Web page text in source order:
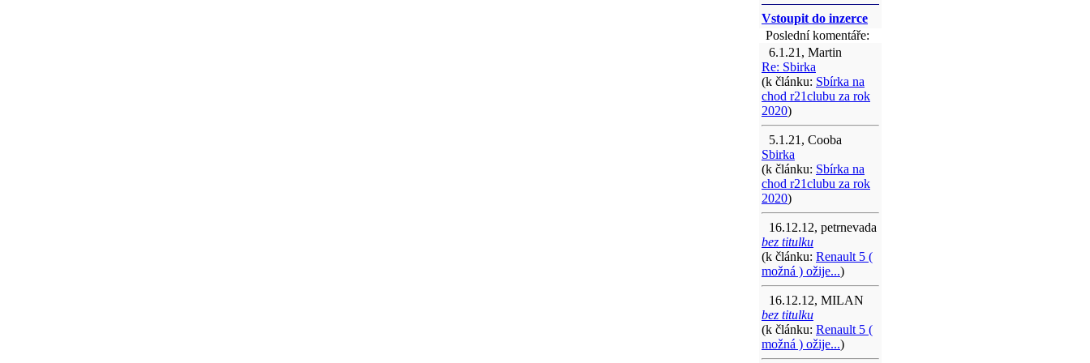
Vstoupit do inzerce
Poslední komentáře:
6.1.21, Martin
Re: Sbirka
(k článku: Sbírka na
chod r21clubu za rok
2020)
5.1.21, Cooba
Sbirka
(k článku: Sbírka na
chod r21clubu za rok
2020)
16.12.12, petrnevada
bez titulku
(k článku: Renault 5 (
možná ) ožije...)
16.12.12, MILAN
bez titulku
(k článku: Renault 5 (
možná ) ožije...)